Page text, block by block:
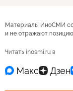
Материалы ИноСМИ
и не отражают
Читать inosmi.ru в